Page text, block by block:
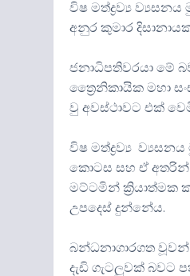
විෂ මත්ද්‍රව්‍ය
අනුර කුමාර
ජනාධිපතිවරයා මේ
ත්‍රෛනිකායික මහා
වු අවස්ථාවට එක්
විෂ මත්ද්‍රව්‍ය
කොටස සහ ඒ අතරින්
මට්ටමින් ක්‍රියාත්මක
උපදෙස් දුන්නේය.
බන්ධනාගාරගත
දැඩි ගැටලුවක් බවට